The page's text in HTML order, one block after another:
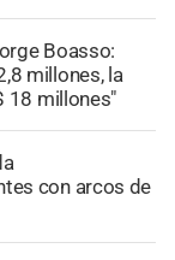
Boasso:
millones, la
18 millones"
con arcos de